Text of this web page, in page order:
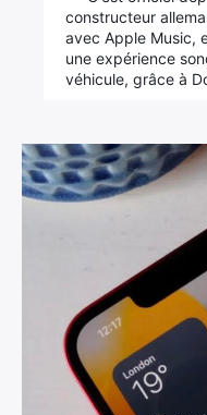
constructeur
avec Apple Music,
une expérience
véhicule, grâce à